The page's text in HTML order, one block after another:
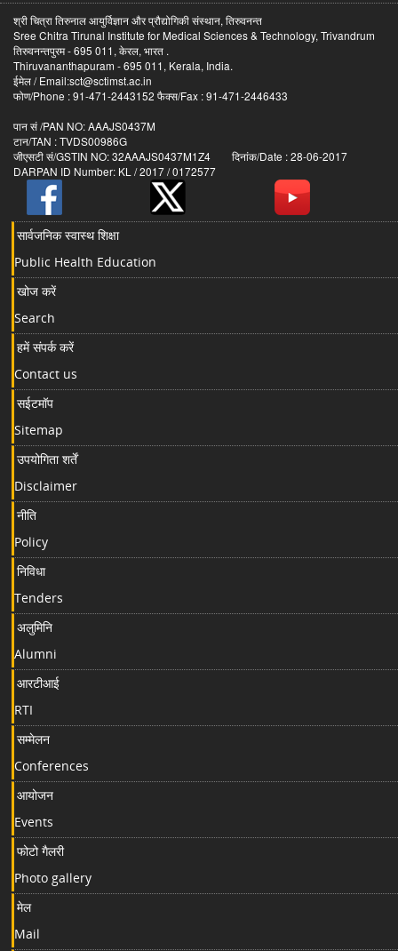
श्री चित्रा तिरुनाल आयुर्विज्ञान और प्रौद्योगिकी संस्थान, तिरुवनन्त
Sree Chitra Tirunal Institute for Medical Sciences & Technology, Trivandrum
तिरुवनन्तपुरम - 695 011, केरल, भारत .
Thiruvananthapuram - 695 011, Kerala, India.
ईमेल / Email:sct@sctimst.ac.in
फोण/Phone : 91-471-2443152 फैक्स/Fax : 91-471-2446433
पान सं /PAN NO: AAAJS0437M
टान/TAN : TVDS00986G
जीएसटी सं/GSTIN NO: 32AAAJS0437M1Z4 दिनांक/Date : 28-06-2017
DARPAN ID Number: KL / 2017 / 0172577
सार्वजनिक स्वास्थ शिक्षा
Public Health Education
खोज करें
Search
हमें संपर्क करें
Contact us
सईटमॉप
Sitemap
उपयोगिता शर्तें
Disclaimer
नीति
Policy
निविधा
Tenders
अलुमिनि
Alumni
आरटीआई
RTI
सम्मेलन
Conferences
आयोजन
Events
फोटो गैलरी
Photo gallery
मेल
Mail